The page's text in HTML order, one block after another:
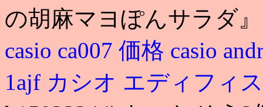
の胡麻マヨぽんサラダ
casio ca007 価格 casio
1ajf カシオ エディフィ